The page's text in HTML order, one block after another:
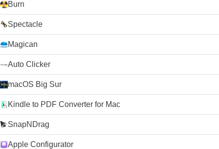
Burn
Spectacle
Magican
Auto Clicker
macOS Big Sur
Kindle to PDF Converter for Mac
SnapNDrag
Apple Configurator